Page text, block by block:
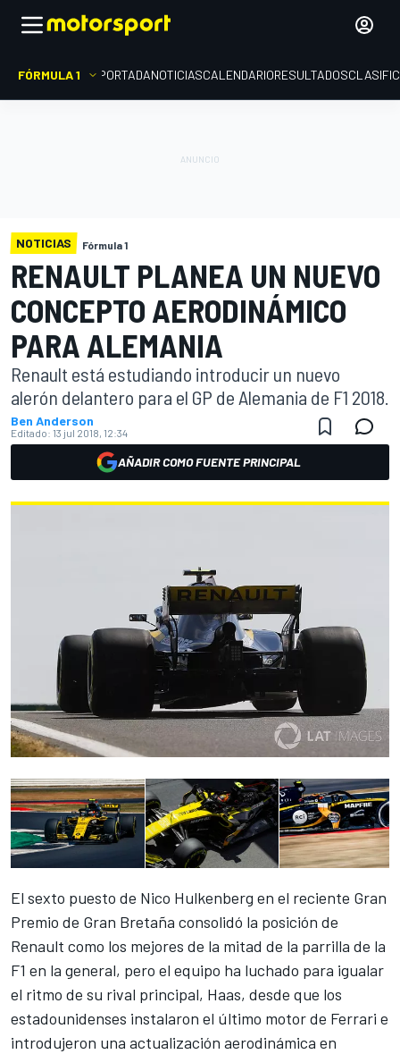
FÓRMULA 1 PORTADANOTICIASCALENDARIORESULTADOS
NOTICIAS Fórmula 1
RENAULT PLANEA UN NUEVO
CONCEPTO AERODINÁMICO
PARA ALEMANIA
Renault está estudiando introducir un nuevo
alerón delantero para el GP de Alemania de F1 2018.
Ben Anderson
Editado: 13 jul 2018, 12:34
AÑADIR COMO FUENTE PRINCIPAL
El sexto puesto de Nico Hulkenberg en el reciente Gran
Premio de Gran Bretaña consolidó la posición de
Renault como los mejores de la mitad de la parrilla de la
F1 en la general, pero el equipo ha luchado para igualar
el ritmo de su rival principal, Haas, desde que los
estadounidenses instalaron el último motor de Ferrari e
introdujeron una actualización aerodinámica en